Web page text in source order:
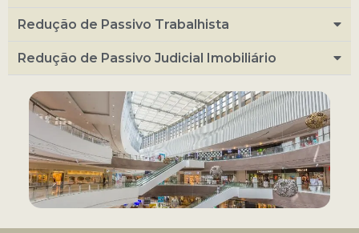
Redução de Passivo Trabalhista
Redução de Passivo Judicial Imobiliário